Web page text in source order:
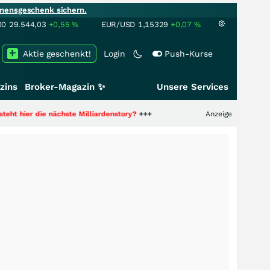
sichern.
29.544,03 +0,55% EUR/USD 1,15329 +0,07 %
Login Push-Kurse
Aktie geschenkt!
Broker-Magazin ✨ Unsere Services
nächste Milliardenstory?+++ Anzeige